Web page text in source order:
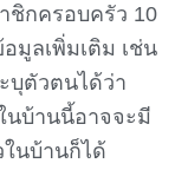
ชิกครอบครัว 10
มูลเพิ่มเติม เช่น
บุตัวตนได้ว่า
นบ้านนี้อาจจะมี
นบ้านก็ได้​